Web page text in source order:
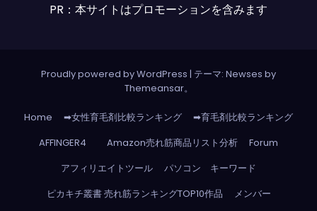
PR：本サイトはプロモーションを含みます
Proudly powered by WordPress | テーマ: Newses by
Themeansar。
Home ➡女性育毛剤比較ランキング
➡育毛剤比較ランキング
AFFINGER4
Amazon売れ筋商品リスト分析
Forum
アフィリエイトツール
パソコン キーワード
ピカキチ叢書 売れ筋ランキングTOP10作品
メンバー